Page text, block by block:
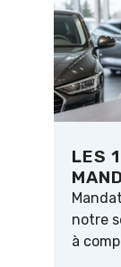
LES
notre
à